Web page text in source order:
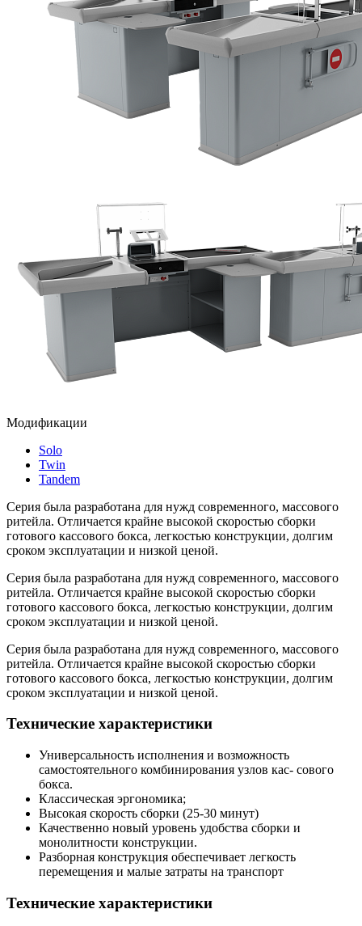
Модификации
Solo
Twin
Tandem
Серия была разработана для нужд современного, массового
ритейла. Отличается крайне высокой скоростью сборки
готового кассового бокса, легкостью конструкции, долгим
сроком эксплуатации и низкой ценой.
Серия была разработана для нужд современного, массового
ритейла. Отличается крайне высокой скоростью сборки
готового кассового бокса, легкостью конструкции, долгим
сроком эксплуатации и низкой ценой.
Серия была разработана для нужд современного, массового
ритейла. Отличается крайне высокой скоростью сборки
готового кассового бокса, легкостью конструкции, долгим
сроком эксплуатации и низкой ценой.
Технические характеристики
Универсальность исполнения и возможность
самостоятельного комбинирования узлов кас- сового
бокса.
Классическая эргономика;
Высокая скорость сборки (25-30 минут)
Качественно новый уровень удобства сборки и
монолитности конструкции.
Разборная конструкция обеспечивает легкость
перемещения и малые затраты на транспорт
Технические характеристики